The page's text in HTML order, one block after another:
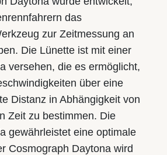
das
zur Zeitmessung an
Die Lünette ist mit einer
versehen, die es ermöglicht,
über eine
Distanz in Abhängigkeit von
Zeit zu bestimmen. Die
gewährleistet eine optimale
Cosmograph Daytona wird